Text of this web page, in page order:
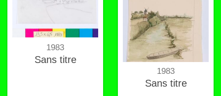
1983
Sans titre
1983
Sans titre